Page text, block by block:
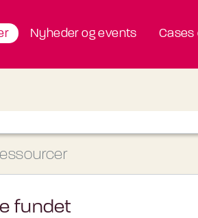
Nyheder og events Cases
fundet